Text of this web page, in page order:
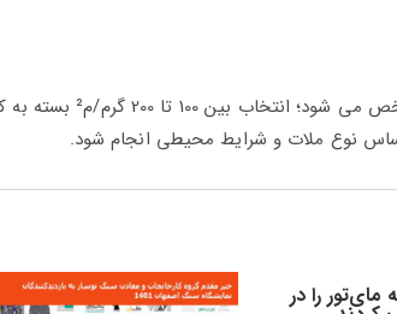
تراکمی که تولیدکننده‌ ها عرضه می‌ کنند معمولاً بر حسب گرم بر متر مربع مشخص می‌
نوع ملات و شرایط محیطی انجام شود.
را در